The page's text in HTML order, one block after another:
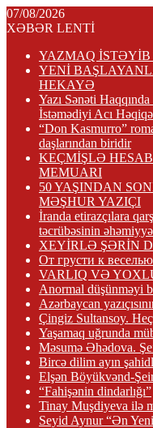
07/08/2026
XƏBƏR LENTİ
YAZMAQ
YENİ
HEKAYƏ
Yazı Sənəti
İstəmədiyi Acı
“Don Kasmurro”
daşlarından biridir
KEÇMİŞLƏ
MEMUARI
50 YAŞINDAN
MƏŞHUR YAZIÇI
İranda etirazçılara
təcrübəsinin
XEYİRLƏ ŞƏRİN
От грусти к веселью
VARLIQ VƏ
Anormal düşünməyi
Azərbaycan
Çingiz Sultansoy.
Yaşamaq uğrunda
Məsumə Əhədova.
Bircə dilim ayın
Elşən Böyükvənd-
“Fahişənin dindarlığı”
Tinay Muşdiyeva ilə
Seyid Aynur “Ən